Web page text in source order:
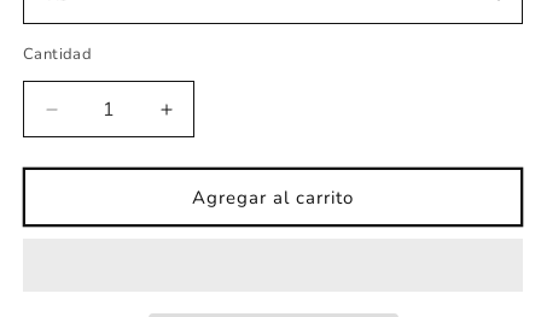
Cantidad
Reducir
cantidad
para
infantil
Aumentar
cantidad
para
Lámina
infantil
Agregar al carrito